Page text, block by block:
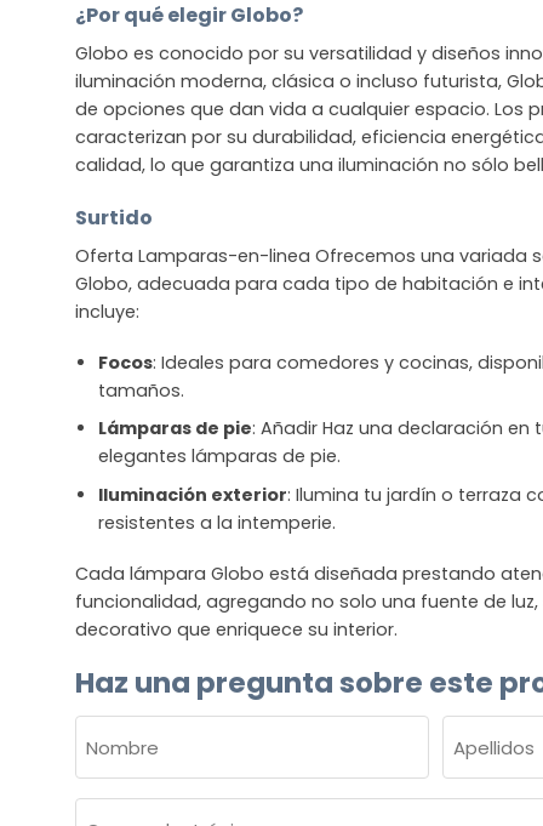
¿Por qué elegir Globo?
Globo es conocido por su versatilidad y diseños
iluminación moderna, clásica o incluso futurista,
de opciones que dan vida a cualquier espacio. Los
caracterizan por su durabilidad, eficiencia
calidad, lo que garantiza una iluminación no sólo
Surtido
Oferta Lamparas-en-linea Ofrecemos una variada
Globo, adecuada para cada tipo de habitación e
incluye:
Focos: Ideales para comedores y cocinas,
tamaños.
Lámparas de pie: Añadir Haz una declaración en
elegantes lámparas de pie.
Iluminación exterior: Ilumina tu jardín o terraza
resistentes a la intemperie.
Cada lámpara Globo está diseñada prestando
funcionalidad, agregando no solo una fuente de
decorativo que enriquece su interior.
Haz una pregunta sobre este
(OBLIGATORIO)
Nombre Apellidos